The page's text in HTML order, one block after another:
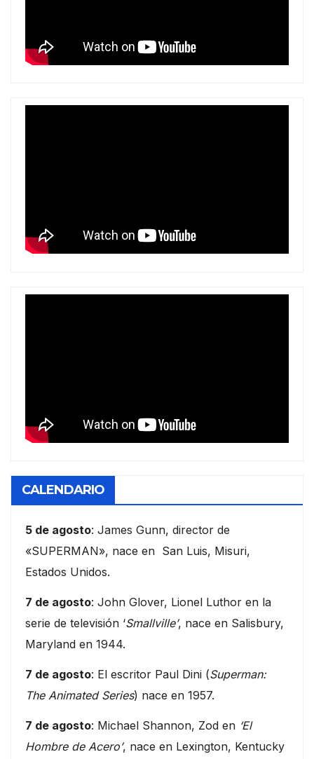
CALENDARIO
5 de agosto: James Gunn, director de
«SUPERMAN», nace en San Luis, Misuri,
Estados Unidos.
7 de agosto: John Glover, Lionel Luthor en la
serie de televisión ‘Smallville’, nace en Salisbury,
Maryland en 1944.
7 de agosto: El escritor Paul Dini (Superman:
The Animated Series) nace en 1957.
7 de agosto: Michael Shannon, Zod en ‘El
Hombre de Acero’, nace en Lexington, Kentucky